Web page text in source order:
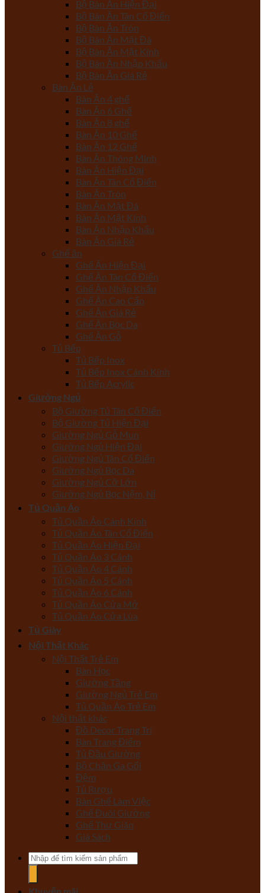
Bộ Bàn Ăn Hiện Đại
Bộ Bàn Ăn Tân Cổ Điển
Bộ Bàn Ăn Tròn
Bộ Bàn Ăn Mặt Đá
Bộ Bàn Ăn Mặt Kính
Bộ Bàn Ăn Nhập Khẩu
Bộ Bàn Ăn Giá Rẻ
Bàn Ăn Lẻ
Bàn Ăn 4 ghế
Bàn Ăn 6 Ghế
Bàn Ăn 8 ghế
Bàn Ăn 10 Ghế
Bàn Ăn 12 Ghế
Bàn Ăn Thông Minh
Bàn Ăn Hiện Đại
Bàn Ăn Tân Cổ Điển
Bàn Ăn Tròn
Bàn Ăn Mặt Đá
Bàn Ăn Mặt Kính
Bàn Ăn Nhập Khẩu
Bàn Ăn Giá Rẻ
Ghế ăn
Ghế Ăn Hiện Đại
Ghế Ăn Tân Cổ Điển
Ghế Ăn Nhập Khẩu
Ghế Ăn Cao Cấp
Ghế Ăn Giá Rẻ
Ghế Ăn Bọc Da
Ghế Ăn Gỗ
Tủ Bếp
Tủ Bếp Inox
Tủ Bếp Inox Cánh Kính
Tủ Bếp Acrylic
Giường Ngủ
Bộ Giường Tủ Tân Cổ Điển
Bộ Giường Tủ Hiện Đại
Giường Ngủ Gỗ Mun
Giường Ngủ Hiện Đại
Giường Ngủ Tân Cổ Điển
Giường Ngủ Bọc Da
Giường Ngủ Cỡ Lớn
Giường Ngủ Bọc Nệm, Nỉ
Tủ Quần Áo
Tủ Quần Áo Cánh Kính
Tủ Quần Áo Tân Cổ Điển
Tủ Quần Áo Hiện Đại
Tủ Quần Áo 3 Cánh
Tủ Quần Áo 4 Cánh
Tủ Quần Áo 5 Cánh
Tủ Quần Áo 6 Cánh
Tủ Quần Áo Cửa Mở
Tủ Quần Áo Cửa Lùa
Tủ Giày
Nội Thất Khác
Nội Thất Trẻ Em
Bàn Học
Giường Tầng
Giường Ngủ Trẻ Em
Tủ Quần Áo Trẻ Em
Nội thất khác
Đồ Decor Trang Trí
Bàn Trang Điểm
Tủ Đầu Giường
Bộ Chăn Ga Gối
Đệm
Tủ Rượu
Bàn Ghế Làm Việc
Ghế Đuôi Giường
Ghế Thư Giãn
Giá Sách
Tìm
kiếm: